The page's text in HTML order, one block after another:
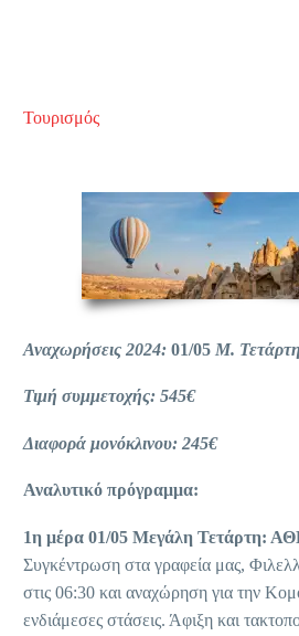
Τουρισμός
Αναχωρήσεις 2024: 01/05 Μ. Τετάρτη
Τιμή συμμετοχής: 545€
Διαφορά μονόκλινου: 245€
Αναλυτικό πρόγραμμα:
1η μέρα 01/05 Μεγάλη
Συγκέντρωση στα γραφεία μας,
στις 06:30 και αναχώρηση για την
ενδιάμεσες στάσεις. Άφιξη και